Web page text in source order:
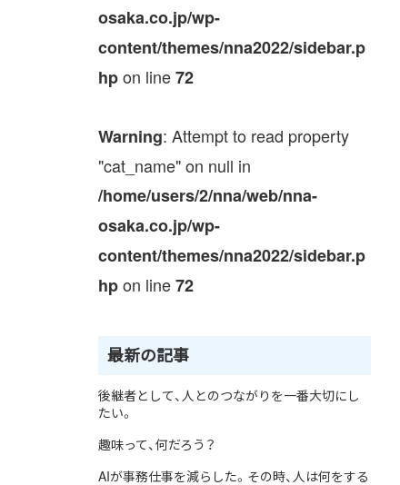
osaka.co.jp/wp-
content/themes/nna2022/sidebar.p
hpon line72
Warning: Attempt to read property
"cat_name" on null in
/home/users/2/nna/web/nna-
osaka.co.jp/wp-
content/themes/nna2022/sidebar.p
hpon line72
最新の記事
後継者として、人とのつながりを一番大切にし
たい。
趣味って、何だろう？
AIが事務仕事を減らした。その時、人は何をする